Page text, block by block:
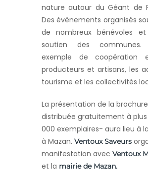
nature autour du Géant de
Des évènements organisés
de nombreux bénévoles
soutien des
exemple de coopération
producteurs et artisans, les
tourisme et les collectivités
La présentation de la
distribuée gratuitement à plus
000 exemplaires- aura lieu à
à Mazan. Ventoux Saveurs
manifestation avec Ventoux
et la mairie de Mazan.